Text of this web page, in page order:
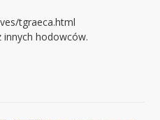
tgraeca.html
innych hodowców.